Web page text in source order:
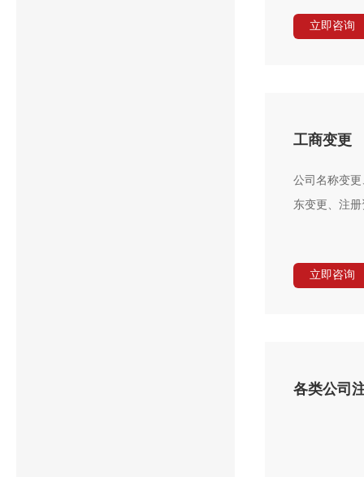
立即咨询
工商变更
公司名称变
东变更、注
立即咨询
各类公司